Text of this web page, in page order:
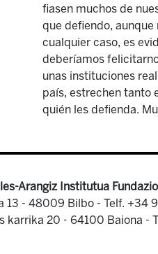
fiasen muchos de
que defiendo, aunque
cualquier caso, es
deberíamos
unas instituciones
país, estrechen tanto
quién les defienda.
Arangiz Institutua
13 - 48009 Bilbo - Telf. +34
karrika 20 - 64100 Baiona -